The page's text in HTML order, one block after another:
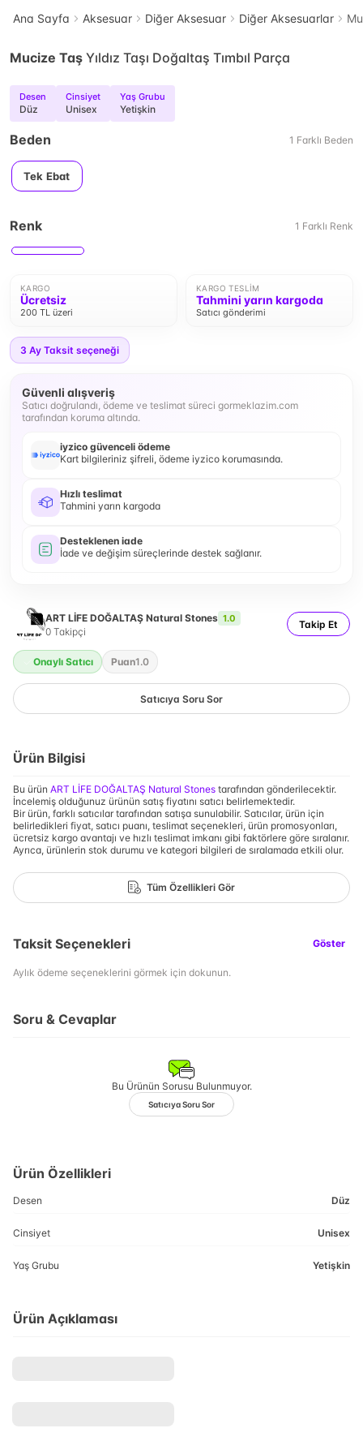
Ana Sayfa Aksesuar Diğer Aksesuar Diğer Aksesuarlar
Mucize Taş Yıldız Taşı Doğaltaş Tımbıl Parça
Desen
Düz
Cinsiyet
Unisex
Yaş Grubu
Yetişkin
Beden 1 Farklı Beden
Tek Ebat
Renk 1 Farklı Renk
KARGO
Ücretsiz
200 TL üzeri
KARGO TESLIM
Tahmini yarın kargoda
Satıcı gönderimi
3 Ay Taksit seçeneği
Güvenli alışveriş
Satıcı doğrulandı, ödeme ve teslimat süreci gormeklazim.com
tarafından koruma altında.
iyzico güvenceli ödeme
Kart bilgileriniz şifreli, ödeme iyzico korumasında.
Hızlı teslimat
Tahmini yarın kargoda
Desteklenen iade
İade ve değişim süreçlerinde destek sağlanır.
ART LİFE DOĞALTAŞ Natural Stones 1.0
0 Takipçi
Takip Et
Onaylı Satıcı Puan1.0
Satıcıya Soru Sor
Ürün Bilgisi
Bu ürün ART LİFE DOĞALTAŞ Natural Stones tarafından gönderilecektir.
İncelemiş olduğunuz ürünün satış fiyatını satıcı belirlemektedir.
Bir ürün, farklı satıcılar tarafından satışa sunulabilir. Satıcılar, ürün için
belirledikleri fiyat, satıcı puanı, teslimat seçenekleri, ürün promosyonları,
ücretsiz kargo avantajı ve hızlı teslimat imkanı gibi faktörlere göre sıralanır.
Ayrıca, ürünlerin stok durumu ve kategori bilgileri de sıralamada etkili olur.
Tüm Özellikleri Gör
Taksit Seçenekleri Göster
Aylık ödeme seçeneklerini görmek için dokunun.
Soru & Cevaplar
Bu Ürünün Sorusu Bulunmuyor.
Satıcıya Soru Sor
Ürün Özellikleri
Desen Düz
Cinsiyet Unisex
Yaş Grubu Yetişkin
Ürün Açıklaması